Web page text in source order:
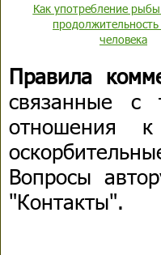
Как употребление
человека
Правила
связанные с
отношения
Вопросы
"Контакты".